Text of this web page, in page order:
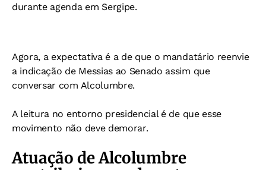
durante agenda em Sergipe.
Agora, a expectativa é a de que o mandatário reenvie
a indicação de Messias ao Senado assim que
conversar com Alcolumbre.
A leitura no entorno presidencial é de que esse
movimento não deve demorar.
Atuação de Alcolumbre